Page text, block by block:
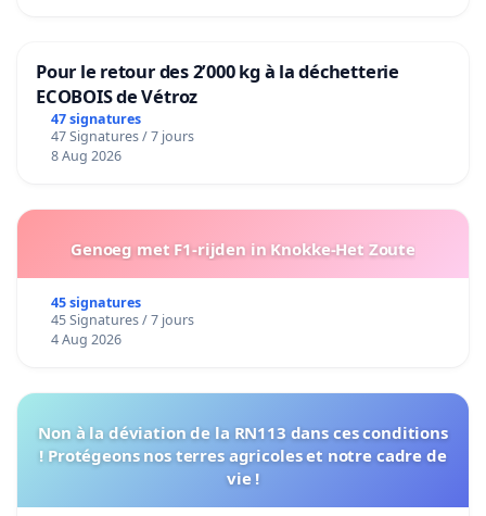
Pour le retour des 2’000 kg à la déchetterie
ECOBOIS de Vétroz
47 signatures
47 Signatures / 7 jours
8 Aug 2026
Genoeg met F1-rijden in Knokke-Het Zoute
45 signatures
45 Signatures / 7 jours
4 Aug 2026
Non à la déviation de la RN113 dans ces conditions
! Protégeons nos terres agricoles et notre cadre de
vie !